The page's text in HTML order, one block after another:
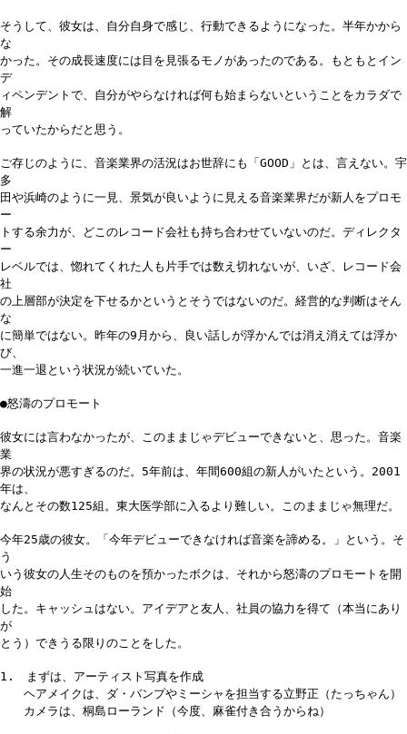
そうして、彼女は、自分自身で感じ、行動できるようになった。半年かから
な
かった。その成長速度には目を見張るモノがあったのである。もともとイン
デ
ィペンデントで、自分がやらなければ何も始まらないということをカラダで
解
っていたからだと思う。
ご存じのように、音楽業界の活況はお世辞にも「GOOD」とは、言えない。宇
多
田や浜崎のように一見、景気が良いように見える音楽業界だが新人をプロモ
ー
トする余力が、どこのレコード会社も持ち合わせていないのだ。ディレクタ
ー
レベルでは、惚れてくれた人も片手では数え切れないが、いざ、レコード会
社
の上層部が決定を下せるかというとそうではないのだ。経営的な判断はそん
な
に簡単ではない。昨年の9月から、良い話しが浮かんでは消え消えては浮か
び、
一進一退という状況が続いていた。
●怒濤のプロモート
彼女には言わなかったが、このままじゃデビューできないと、思った。音楽
業
界の状況が悪すぎるのだ。5年前は、年間600組の新人がいたという。2001
年は、
なんとその数125組。東大医学部に入るより難しい。このままじゃ無理だ。
今年25歳の彼女。「今年デビューできなければ音楽を諦める。」という。そ
う
いう彼女の人生そのものを預かったボクは、それから怒濤のプロモートを開
始
した。キャッシュはない。アイデアと友人、社員の協力を得て（本当にあり
が
とう）できうる限りのことをした。
1. まずは、アーティスト写真を作成
ヘアメイクは、ダ・バンプやミーシャを担当する立野正（たっちゃん）
カメラは、桐島ローランド（今度、麻雀付き合うからね）